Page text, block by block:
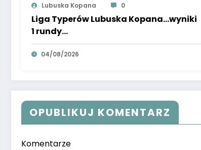
Lubuska Kopana 0
Liga Typerów Lubuska Kopana…wyniki
1 rundy…
04/08/2026
OPUBLIKUJ KOMENTARZ
Komentarze